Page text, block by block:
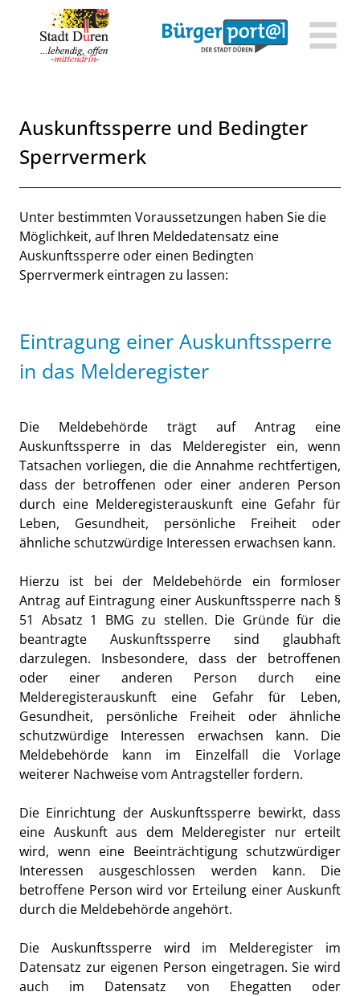
Zum Hauptinhalt springen
Zum Header
Zum Hauptinhalt
Zum Footer
Auskunftssperre und Bedingter
Sperrvermerk
Beschreibung
Unter bestimmten Voraussetzungen haben Sie die
Möglichkeit, auf Ihren Meldedatensatz eine
Auskunftssperre oder einen Bedingten
Sperrvermerk eintragen zu lassen:
Eintragung einer Auskunftssperre
in das Melderegister
Die Meldebehörde trägt auf Antrag eine
Auskunftssperre in das Melderegister ein, wenn
Tatsachen vorliegen, die die Annahme rechtfertigen,
dass der betroffenen oder einer anderen Person
durch eine Melderegisterauskunft eine Gefahr für
Leben, Gesundheit, persönliche Freiheit oder
ähnliche schutzwürdige Interessen erwachsen kann.
Hierzu ist bei der Meldebehörde ein formloser
Antrag auf Eintragung einer Auskunftssperre nach §
51 Absatz 1 BMG zu stellen. Die Gründe für die
beantragte Auskunftssperre sind glaubhaft
darzulegen. Insbesondere, dass der betroffenen
oder einer anderen Person durch eine
Melderegisterauskunft eine Gefahr für Leben,
Gesundheit, persönliche Freiheit oder ähnliche
schutzwürdige Interessen erwachsen kann. Die
Meldebehörde kann im Einzelfall die Vorlage
weiterer Nachweise vom Antragsteller fordern.
Die Einrichtung der Auskunftssperre bewirkt, dass
eine Auskunft aus dem Melderegister nur erteilt
wird, wenn eine Beeinträchtigung schutzwürdiger
Interessen ausgeschlossen werden kann. Die
betroffene Person wird vor Erteilung einer Auskunft
durch die Meldebehörde angehört.
Die Auskunftssperre wird im Melderegister im
Datensatz zur eigenen Person eingetragen. Sie wird
auch im Datensatz von Ehegatten oder